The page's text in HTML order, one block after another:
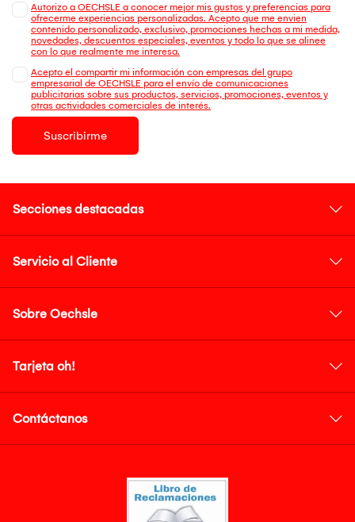
Autorizo a OECHSLE a conocer mejor mis gustos y preferencias para
ofrecerme experiencias personalizadas. Acepto que me envien
contenido personalizado, exclusivo, promociones hechas a mi medida,
novedades, descuentos especiales, eventos y todo lo que se alinee
con lo que realmente me interesa.
Acepto el compartir mi información con empresas del grupo
empresarial de OECHSLE para el envío de comunicaciones
publicitarias sobre sus productos, servicios, promociones, eventos y
otras actividades comerciales de interés.
Suscribirme
Secciones destacadas
Servicio al Cliente
Sobre Oechsle
Tarjeta oh!
Contáctanos